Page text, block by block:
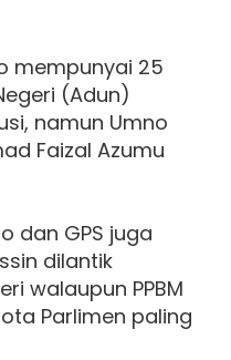
mempunyai 25
(Adun)
namun Umno
Faizal Azumu
dan GPS juga
dilantik
walaupun PPBM
Parlimen paling